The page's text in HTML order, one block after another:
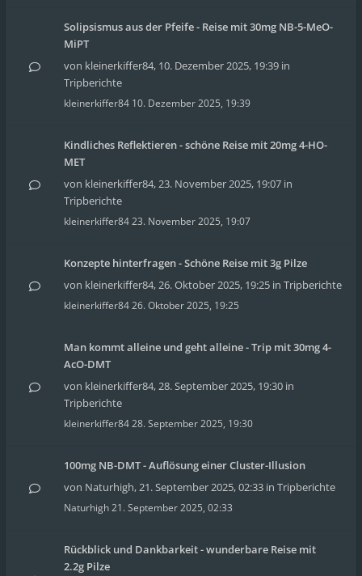
Solipsismus aus der Pfeife - Reise mit 30mg NB-5-MeO-
MiPT
von kleinerkiffer84, 10. Dezember 2025, 19:39 in
Tripberichte
kleinerkiffer84 10. Dezember 2025, 19:39
Kindliches Reflektieren - schöne Reise mit 20mg 4-HO-
MET
von kleinerkiffer84,23. November 2025, 19:07 in
Tripberichte
kleinerkiffer8423. November 2025, 19:07
Konzepte hinterfragen - Schöne Reise mit 3g Pilze
von kleinerkiffer84,26. Oktober 2025, 19:25 in Tripberichte
kleinerkiffer8426. Oktober 2025, 19:25
Man kommt alleine und geht alleine - Trip mit 30mg 4-
AcO-DMT
von kleinerkiffer84,28. September 2025, 19:30 in
Tripberichte
kleinerkiffer8428. September 2025, 19:30
100mg NB-DMT - Auflösung einer Cluster-Illusion
von Naturhigh,21. September 2025, 02:33 in Tripberichte
Naturhigh21. September 2025, 02:33
Rückblick und Dankbarkeit - wunderbare Reise mit
2.2g Pilze